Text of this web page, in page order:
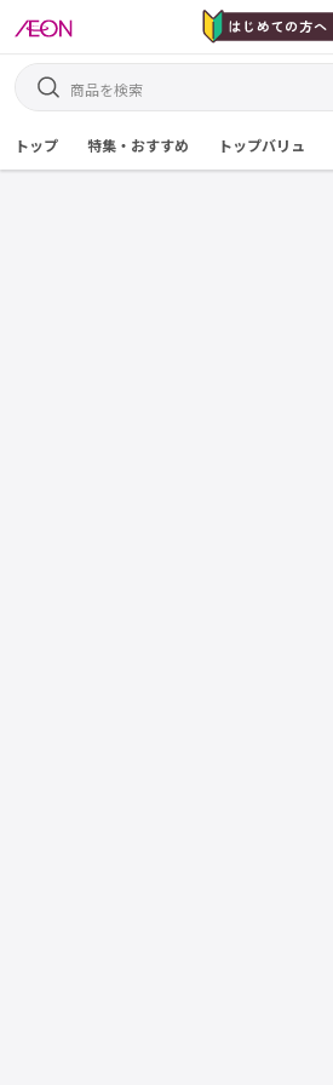
トップ 特集・おすすめ トップバリュ